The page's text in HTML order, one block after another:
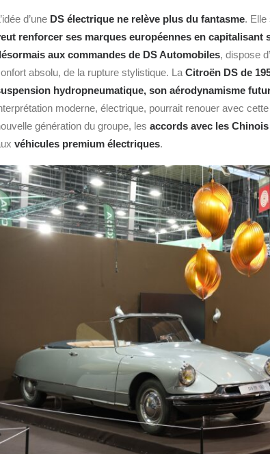
d’une DS électrique ne relève plus du fantasme. Elle
renforcer ses marques européennes en
aux commandes de DS Automobiles, dispose
absolu, de la rupture stylistique. La Citroën DS de
hydropneumatique, son aérodynamisme
moderne, électrique, pourrait renouer avec
génération du groupe, les accords avec les
véhicules premium électriques.